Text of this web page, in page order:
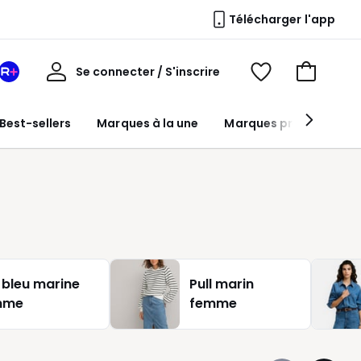
Télécharger l'app
Best-sellers Marques à la une Marques premium
Mon
Redoute
Se connecter / S'inscrire
Mon
Voir
Voir
panier
bleu marine
Pull marin
femme